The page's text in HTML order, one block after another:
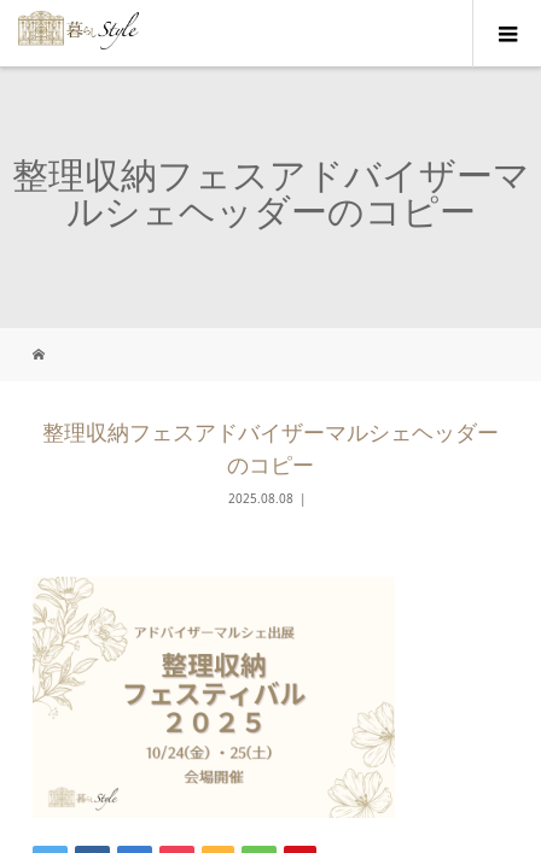
整理収納フェスアドバイザーマ
ルシェヘッダーのコピー
整理収納フェスアドバイザーマルシェヘッダー
のコピー
2025.08.08